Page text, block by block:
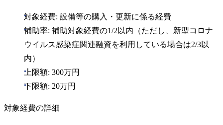
対象経費: 設備等の購入・更新に係る経費
補助率: 補助対象経費の1/2以内（ただし、新型コロナ
ウイルス感染症関連融資を利用している場合は2/3以
内）
上限額: 300万円
下限額: 20万円
対象経費の詳細